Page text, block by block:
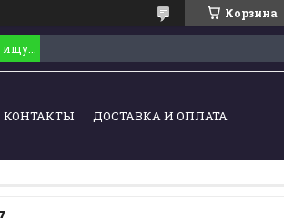
Корзина
КОНТАКТЫ ДОСТАВКА И ОПЛАТА